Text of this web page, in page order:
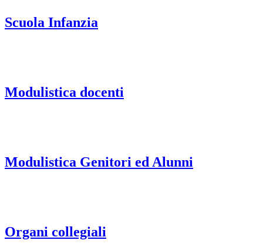
Scuola Infanzia
Modulistica docenti
Modulistica Genitori ed Alunni
Organi collegiali